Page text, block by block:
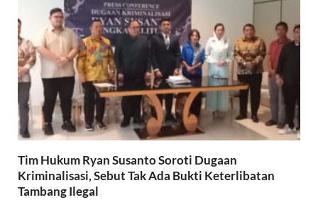
Tim Hukum Ryan Susanto Soroti Dugaan
Kriminalisasi, Sebut Tak Ada Bukti Keterlibatan
Tambang Ilegal